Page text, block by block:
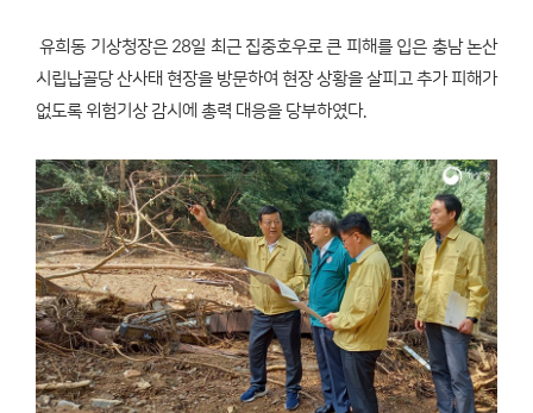
유희동 기상청장은 28일 최근 집중호우로 큰 피해를 입은 충남 논산
시립납골당 산사태 현장을 방문하여 현장 상황을 살피고 추가 피해가
없도록 위험기상 감시에 총력 대응을 당부하였다.